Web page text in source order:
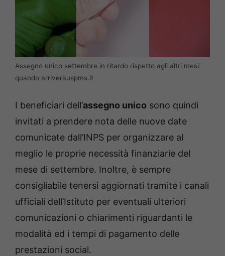
Assegno unico settembre in ritardo rispetto agli altri mesi:
quando arriveràuspms.it
I beneficiari dell’assegno unico sono quindi
invitati a prendere nota delle nuove date
comunicate dall’INPS per organizzare al
meglio le proprie necessità finanziarie del
mese di settembre. Inoltre, è sempre
consigliabile tenersi aggiornati tramite i canali
ufficiali dell’Istituto per eventuali ulteriori
comunicazioni o chiarimenti riguardanti le
modalità ed i tempi di pagamento delle
prestazioni social.